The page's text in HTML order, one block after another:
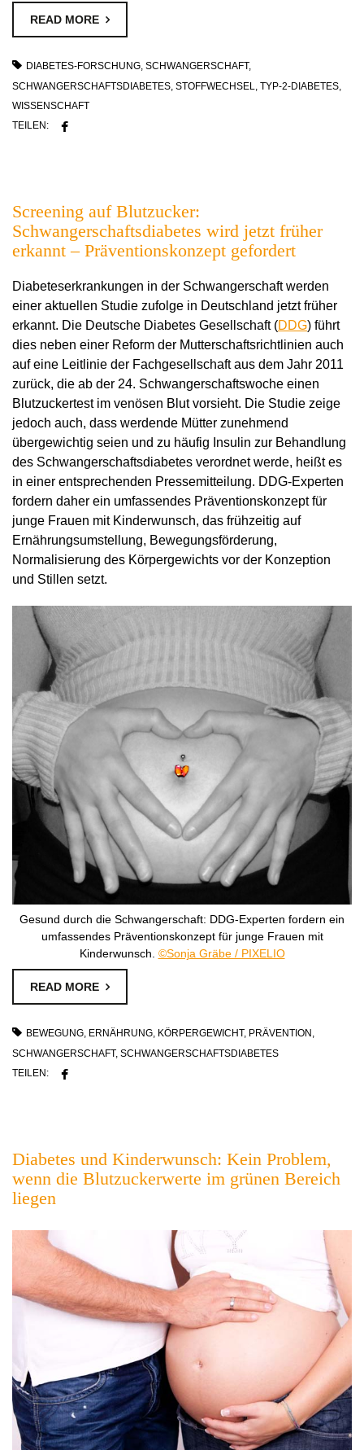
READ MORE
DIABETES-FORSCHUNG SCHWANGERSCHAFT,
SCHWANGERSCHAFTSDIABETES STOFFWECHSEL TYP-2-DIABETES
WISSENSCHAFT
TEILEN:
Screening auf Blutzucker:
Schwangerschaftsdiabetes wird jetzt früher
erkannt – Präventionskonzept gefordert
Diabeteserkrankungen in der Schwangerschaft werden
einer aktuellen Studie zufolge in Deutschland jetzt früher
erkannt. Die Deutsche Diabetes Gesellschaft (DDG) führt
dies neben einer Reform der Mutterschaftsrichtlinien auch
auf eine Leitlinie der Fachgesellschaft aus dem Jahr 2011
zurück, die ab der 24. Schwangerschaftswoche einen
Blutzuckertest im venösen Blut vorsieht. Die Studie zeige
jedoch auch, dass werdende Mütter zunehmend
übergewichtig seien und zu häufig Insulin zur Behandlung
des Schwangerschaftsdiabetes verordnet werde, heißt es
in einer entsprechenden Pressemitteilung. DDG-Experten
fordern daher ein umfassendes Präventionskonzept für
junge Frauen mit Kinderwunsch, das frühzeitig auf
Ernährungsumstellung, Bewegungsförderung,
Normalisierung des Körpergewichts vor der Konzeption
und Stillen setzt.
Gesund durch die Schwangerschaft: DDG-Experten fordern ein
umfassendes Präventionskonzept für junge Frauen mit
Kinderwunsch. ©Sonja Gräbe / PIXELIO
READ MORE
BEWEGUNG, ERNÄHRUNG, KÖRPERGEWICHT, PRÄVENTION ,
SCHWANGERSCHAFT, SCHWANGERSCHAFTSDIABETES
TEILEN:
Diabetes und Kinderwunsch: Kein Problem,
wenn die Blutzuckerwerte im grünen Bereich
liegen